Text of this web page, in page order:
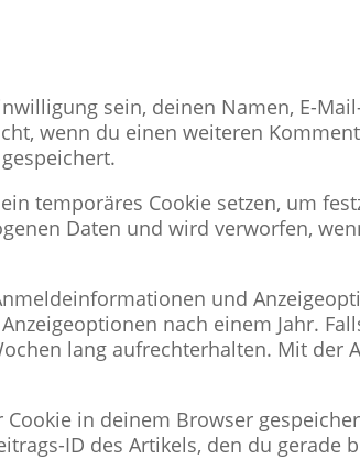
sein, deinen Namen, E-
wenn du einen weiteren
temporäres Cookie setzen, um
Daten und wird verworfen,
und
nach einem Jahr.
lang aufrechterhalten. Mit der
in deinem Browser
ID des Artikels, den du gerade